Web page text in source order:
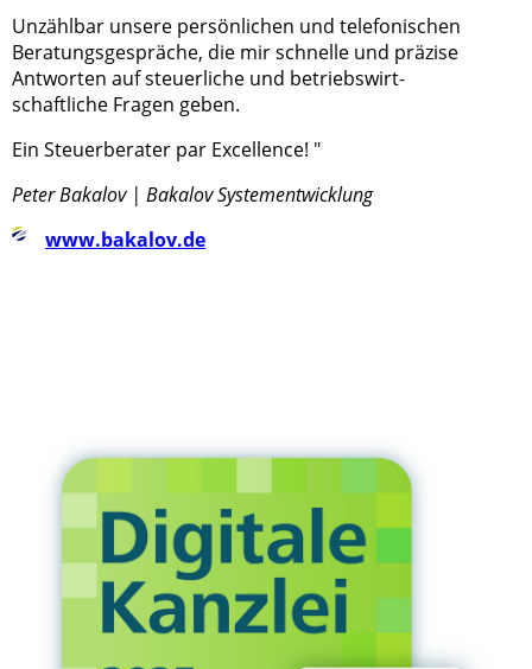
Unzählbar unsere persönlichen und telefonischen
Beratungsgespräche, die mir schnelle und präzise
Antworten auf steuerliche und betriebswirt-
schaftliche Fragen geben.
Ein Steuerberater par Excellence! "
Peter Bakalov | Bakalov Systementwicklung
www.bakalov.de